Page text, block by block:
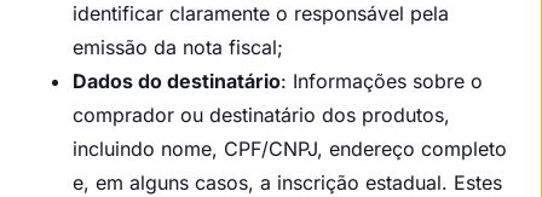
identificar claramente o responsável pela
emissão da nota fiscal;
Dados do destinatário: Informações sobre o
comprador ou destinatário dos produtos,
incluindo nome, CPF/CNPJ, endereço completo
e, em alguns casos, a inscrição estadual. Estes